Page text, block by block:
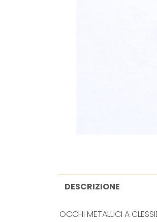
DESCRIZIONE
OCCHI METALLICI A